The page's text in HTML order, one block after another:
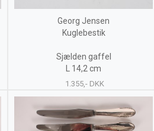
Georg Jensen
Kuglebestik
Sjælden gaffel
L 14,2 cm
1.355,- DKK